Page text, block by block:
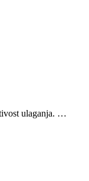
ulaganja. …